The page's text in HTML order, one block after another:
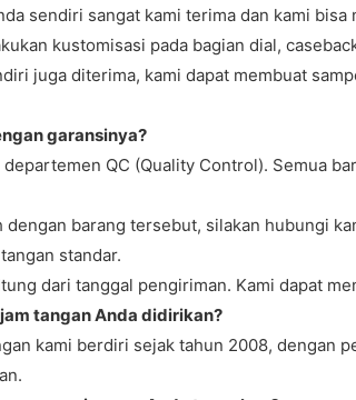
sendiri sangat kami terima dan kami
kustomisasi pada bagian dial,
juga diterima, kami dapat membuat
garansinya?
QC (Quality Control). Semua
dengan barang tersebut, silakan hubungi
standar.
dari tanggal pengiriman. Kami dapat
tangan Anda didirikan?
kami berdiri sejak tahun 2008, dengan